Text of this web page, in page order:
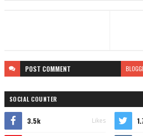
POST COMMENT
SOCIAL COUNTER
3.5k Likes